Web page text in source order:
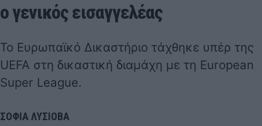
ο γενικός εισαγγελέας
Το Ευρωπαϊκό Δικαστήριο τάχθηκε υπέρ της
UEFA στη δικαστική διαμάχη με τη European
Super League.
ΣΟΦΙΑ ΛΥΣΙΟΒΑ